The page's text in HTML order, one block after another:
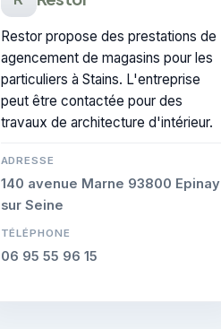
Restor propose des prestations de
agencement de magasins pour les
particuliers à Stains. L'entreprise
peut être contactée pour des
travaux de architecture d'intérieur.
ADRESSE
140 avenue Marne 93800 Epinay
sur Seine
TÉLÉPHONE
06 95 55 96 15